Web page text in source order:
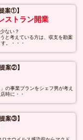
案①】
ストラン開業
ない？
と考えている方は、収支を勘案
。・・・
案②】
の事業プランをシェフ男が考え
時に・・
案③】